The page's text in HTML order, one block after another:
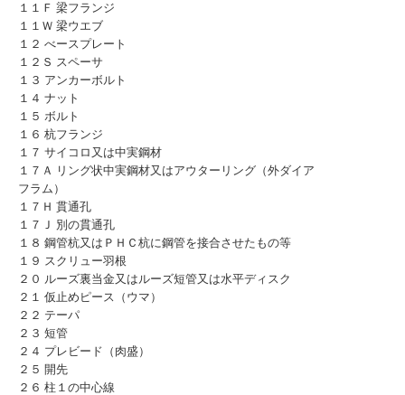
１１Ｆ 梁フランジ
１１Ｗ 梁ウエブ
１２ べースプレート
１２Ｓ スペーサ
１３ アンカーボルト
１４ ナット
１５ ボルト
１６ 杭フランジ
１７ サイコロ又は中実鋼材
１７Ａ リング状中実鋼材又はアウターリング（外ダイア
フラム）
１７Ｈ 貫通孔
１７Ｊ 別の貫通孔
１８ 鋼管杭又はＰＨＣ杭に鋼管を接合させたもの等
１９ スクリュー羽根
２０ ルーズ裏当金又はルーズ短管又は水平ディスク
２１ 仮止めピース（ウマ）
２２ テーパ
２３ 短管
２４ プレビード（肉盛）
２５ 開先
２６ 柱１の中心線